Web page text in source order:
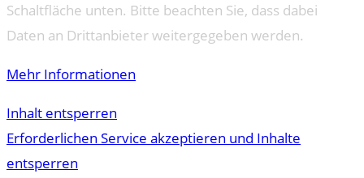
Schaltfläche unten. Bitte beachten Sie, dass dabei
Daten an Drittanbieter weitergegeben werden.
Mehr Informationen
Inhalt entsperren
Erforderlichen Service akzeptieren und Inhalte
entsperren